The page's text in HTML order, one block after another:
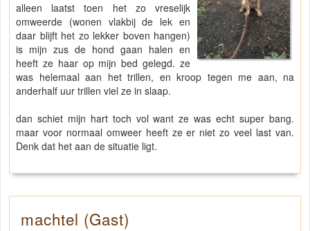
alleen laatst toen het zo vreselijk
omweerde (wonen vlakbij de lek en
daar blijft het zo lekker boven hangen)
is mijn zus de hond gaan halen en
heeft ze haar op mijn bed gelegd. ze
was helemaal aan het trillen, en kroop tegen me aan, na
anderhalf uur trillen viel ze in slaap.
dan schiet mijn hart toch vol want ze was echt super bang.
maar voor normaal omweer heeft ze er niet zo veel last van.
Denk dat het aan de situatie ligt.
machtel (Gast)